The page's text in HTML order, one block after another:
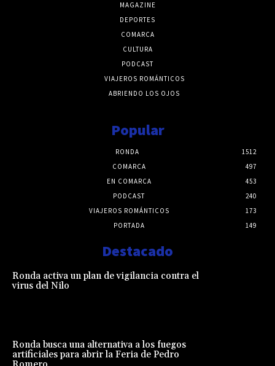
MAGAZINE
DEPORTES
COMARCA
CULTURA
PODCAST
VIAJEROS ROMÁNTICOS
ABRIENDO LOS OJOS
Popular
RONDA
1512
COMARCA
497
EN COMARCA
453
PODCAST
240
VIAJEROS ROMÁNTICOS
173
PORTADA
149
Destacado
Ronda activa un plan de vigilancia contra el
virus del Nilo
Ronda busca una alternativa a los fuegos
artificiales para abrir la Feria de Pedro